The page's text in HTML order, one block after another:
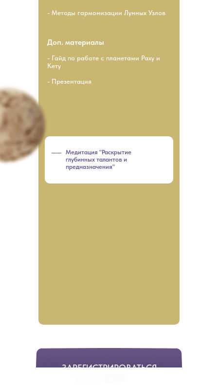
ЗАРЕГИСТРИРОВАТЬСЯ
- Методы гармонизации Лунных Узлов
- Гайд по работе с планетами Раху и
Кету
- Презентация
Доп. материалы
Медитация "Раскрытие
глубинных талантов и
предназначения"